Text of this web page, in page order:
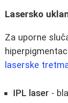
Lasersko
Za uporne
laserske
IPL laser -